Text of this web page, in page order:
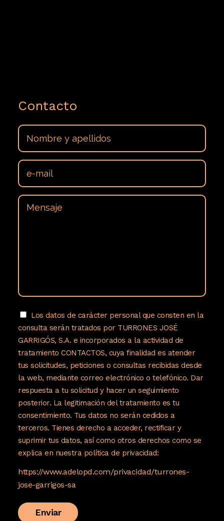
Contacto
Los datos de carácter personal que consten en la
consulta serán tratados por TURRONES JOSÉ
GARRIGÓS, S.A. e incorporados a la actividad de
tratamiento CONTACTOS, cuya finalidad es atender
tus solicitudes, peticiones o consultas recibidas desde
la web, mediante correo electrónico o telefónico. Dar
respuesta a tu solicitud y hacer un seguimiento
posterior. La legitimación del tratamiento es tu
consentimiento. Tus datos no serán cedidos a
terceros. Tienes derecho a acceder, rectificar y
suprimir tus datos, así como otros derechos como se
explica en nuestra política de privacidad:
https://www.adelopd.com/privacidad/turrones-
jose-garrigos-sa